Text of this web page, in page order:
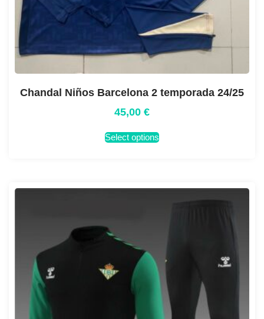
Chandal Niños Barcelona 2 temporada 24/25
45,00 €
Select options